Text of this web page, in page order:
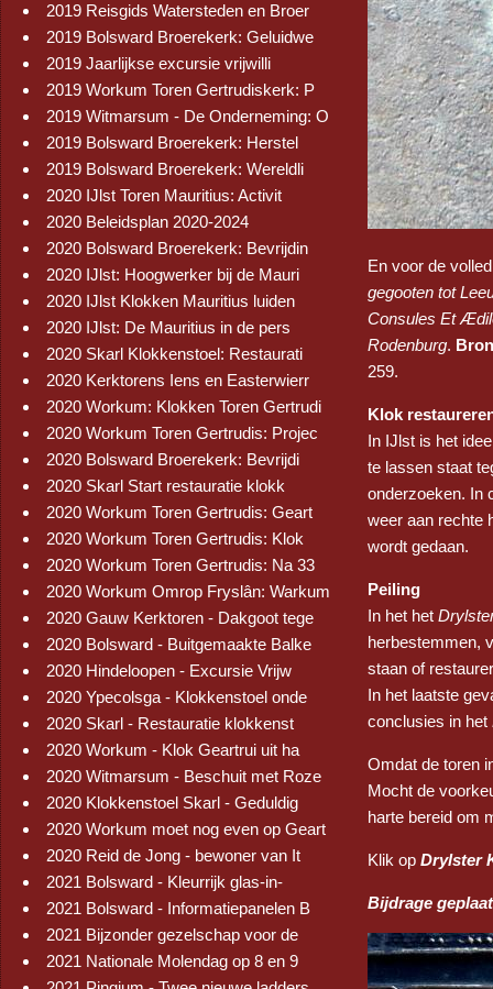
2019 Reisgids Watersteden en Broer
2019 Bolsward Broerekerk: Geluidwe
2019 Jaarlijkse excursie vrijwilli
2019 Workum Toren Gertrudiskerk: P
2019 Witmarsum - De Onderneming: O
2019 Bolsward Broerekerk: Herstel
2019 Bolsward Broerekerk: Wereldli
2020 IJlst Toren Mauritius: Activit
2020 Beleidsplan 2020-2024
2020 Bolsward Broerekerk: Bevrijdin
2020 IJlst: Hoogwerker bij de Mauri
2020 IJlst Klokken Mauritius luiden
2020 IJlst: De Mauritius in de pers
2020 Skarl Klokkenstoel: Restaurati
2020 Kerktorens Iens en Easterwierr
2020 Workum: Klokken Toren Gertrudi
2020 Workum Toren Gertrudis: Projec
2020 Bolsward Broerekerk: Bevrijdi
2020 Skarl Start restauratie klokk
2020 Workum Toren Gertrudis: Geart
2020 Workum Toren Gertrudis: Klok
2020 Workum Toren Gertrudis: Na 33
2020 Workum Omrop Fryslân: Warkum
2020 Gauw Kerktoren - Dakgoot tege
2020 Bolsward - Buitgemaakte Balke
2020 Hindeloopen - Excursie Vrijw
2020 Ypecolsga - Klokkenstoel onde
2020 Skarl - Restauratie klokkenst
2020 Workum - Klok Geartrui uit ha
2020 Witmarsum - Beschuit met Roze
2020 Klokkenstoel Skarl - Geduldig
2020 Workum moet nog even op Geart
2020 Reid de Jong - bewoner van It
2021 Bolsward - Kleurrijk glas-in-
2021 Bolsward - Informatiepanelen B
2021 Bijzonder gezelschap voor de
2021 Nationale Molendag op 8 en 9
En voor de
gegooten tot
Consules Et
Rodenburg.
259.
Klok
In IJlst is het
te lassen staat
onderzoeken. In
weer aan rechte
wordt gedaan.
Peiling
In het het
herbestemmen,
staan of
In het laatste
conclusies in het
Omdat de toren
Mocht de
harte bereid om
Klik op Drylster
Bijdrage